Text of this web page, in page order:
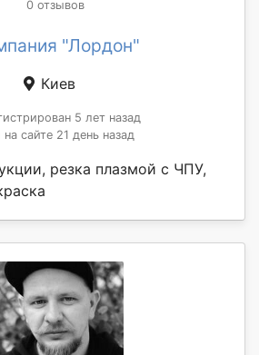
0 отзывов
"Лордон"
Киев
5 лет назад
сайте 21 день назад
резка плазмой с ЧПУ,